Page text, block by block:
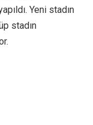
Yeni stadın
stadın